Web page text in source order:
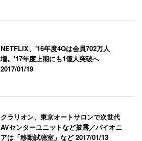
NETFLIX、'16年度4Qは会員702万人
増。'17年度上期にも1億人突破へ
2017/01/19
クラリオン、東京オートサロンで次世代
AVセンターユニットなど披露／パイオニ
アは「移動試聴室」など2017/01/13